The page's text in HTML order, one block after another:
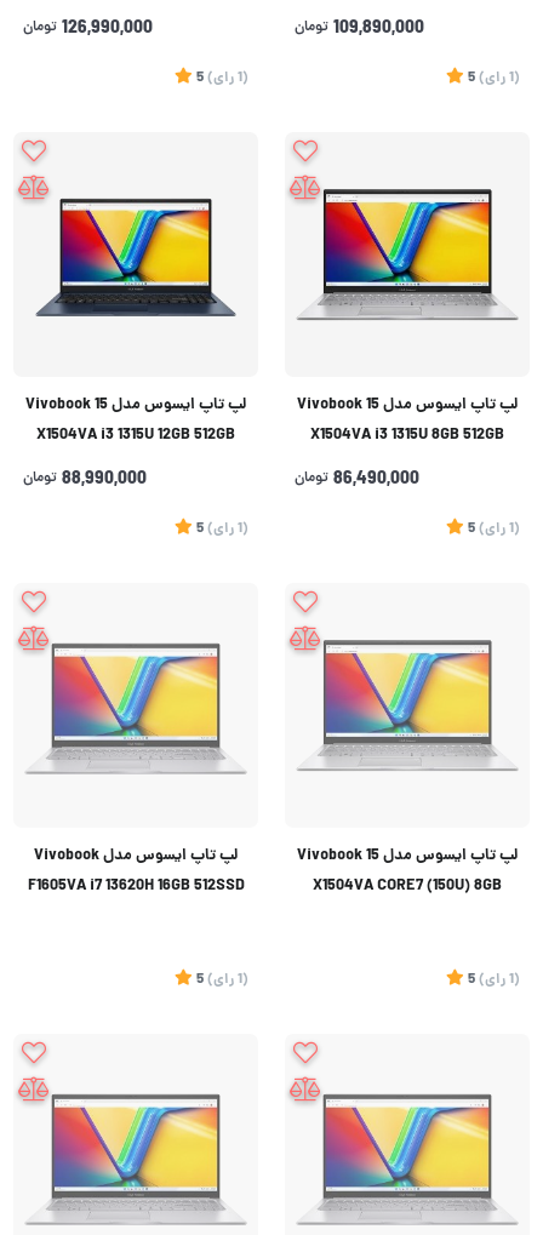
512GB
109,890,000 تومان
(1 رای)
5
IRIS Xe IPS
126,990,000 تومان
(1 رای)
5
لپ تاپ ایسوس مدل Vivobook 15
X1504VA i3 1315U 8GB 512GB
86,490,000 تومان
(1 رای)
5
لپ تاپ ایسوس مدل Vivobook 15
X1504VA i3 1315U 12GB 512GB
88,990,000 تومان
(1 رای)
5
لپ تاپ ایسوس مدل Vivobook 15
X1504VA CORE7 (150U) 8GB
(1 رای)
5
لپ تاپ ایسوس مدل Vivobook
F1605VA i7 13620H 16GB 512SSD
(1 رای)
5